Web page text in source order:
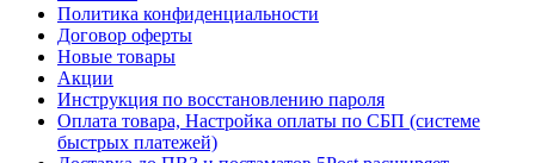
Политика конфиденциальности
Договор оферты
Новые товары
Акции
Инструкция по восстановлению пароля
Оплата товара, Настройка оплаты по СБП (системе
быстрых платежей)